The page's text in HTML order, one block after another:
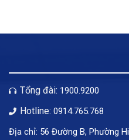
Tổng đài: 1900.9200
Hotline: 0914.765.768
Địa chỉ: 56 Đường B, Phường